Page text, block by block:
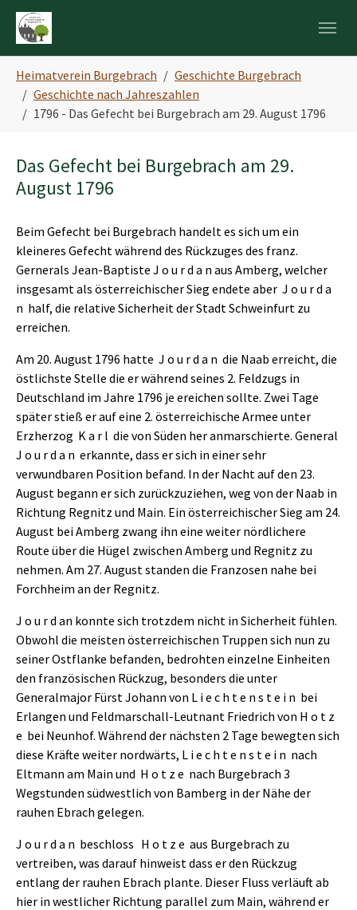
Skip to main navigation
Zum Hauptinhalt springen
Skip to page footer
Heimatverein Burgebrach
Geschichte Burgebrach
Geschichte nach Jahreszahlen
1796 - Das Gefecht bei Burgebrach am 29. August 1796
Das Gefecht bei Burgebrach am 29.
August 1796
Beim Gefecht bei Burgebrach handelt es sich um ein
kleineres Gefecht während des Rückzuges des franz.
Gernerals Jean-Baptiste J o u r d a n aus Amberg, welcher
insgesamt als österreichischer Sieg endete aber J o u r d a
n half, die relative Sicherheit der Stadt Schweinfurt zu
erreichen.
Am 20. August 1796 hatte J o u r d a n die Naab erreicht, die
östlichste Stelle die er während seines 2. Feldzugs in
Deutschland im Jahre 1796 je ereichen sollte. Zwei Tage
später stieß er auf eine 2. österreichische Armee unter
Erzherzog K a r l die von Süden her anmarschierte. General
J o u r d a n erkannte, dass er sich in einer sehr
verwundbaren Position befand. In der Nacht auf den 23.
August begann er sich zurückzuziehen, weg von der Naab in
Richtung Regnitz und Main. Ein österreichischer Sieg am 24.
August bei Amberg zwang ihn eine weiter nördlichere
Route über die Hügel zwischen Amberg und Regnitz zu
nehmen. Am 27. August standen die Franzosen nahe bei
Forchheim an der Regnitz.
J o u r d an konnte sich trotzdem nicht in Sicherheit fühlen.
Obwohl die meisten österreichischen Truppen sich nun zu
seiner Ostflanke befanden, bedrohten einzelne Einheiten
den französischen Rückzug, besonders die unter
Generalmajor Fürst Johann von L i e c h t e n s t e i n bei
Erlangen und Feldmarschall-Leutnant Friedrich von H o t z
e bei Neunhof. Während der nächsten 2 Tage bewegten sich
diese Kräfte weiter nordwärts, L i e c h t e n s t e i n nach
Eltmann am Main und H o t z e nach Burgebrach 3
Wegstunden südwestlich von Bamberg in der Nähe der
rauhen Ebrach gelegen.
J o u r d a n beschloss H o t z e aus Burgebrach zu
vertreiben, was darauf hinweist dass er den Rückzug
entlang der rauhen Ebrach plante. Dieser Fluss verläuft ab
hier in westlicher Richtung parallel zum Main, während er